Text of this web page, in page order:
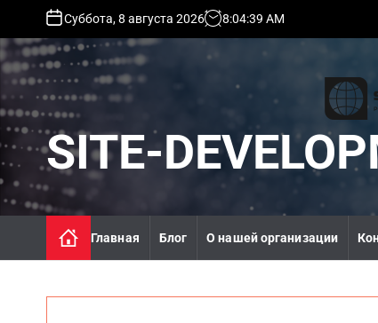
p
o
o
n
t
e
Суббота, 8 августа 2026 8:04:41 AM
SITE-
Главная Блог О нашей организации